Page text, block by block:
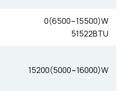
0(6500~15500)W
51522BTU
15200(5000~16000)W